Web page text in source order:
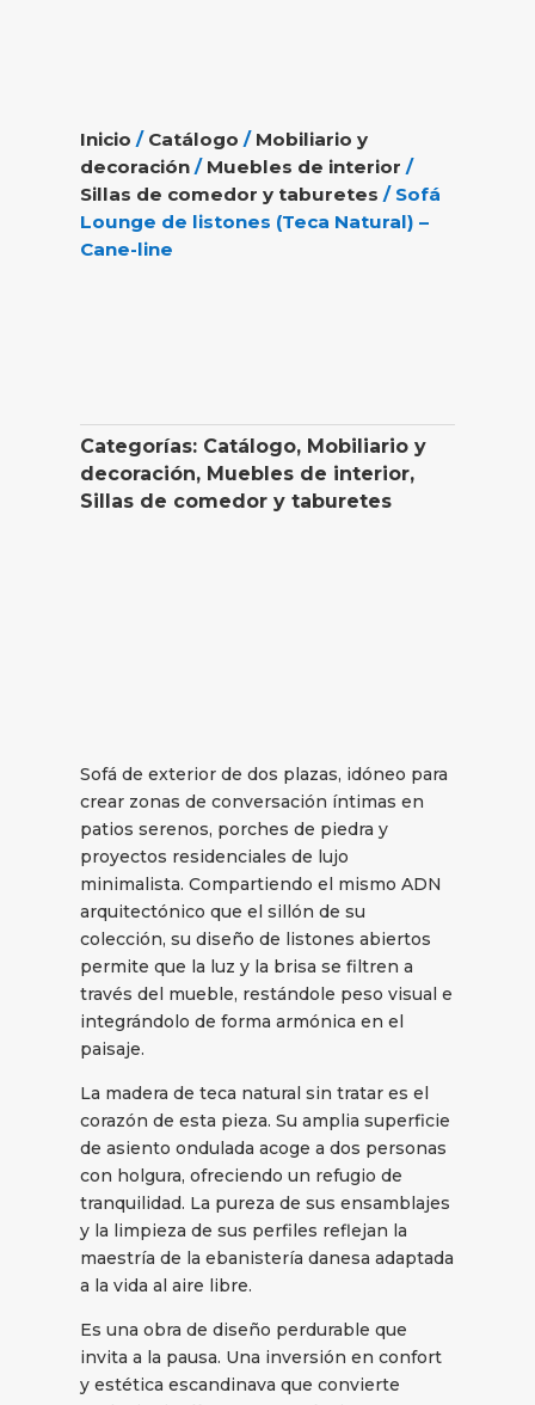
Inicio / Catálogo / Mobiliario y
decoración / Muebles de interior /
Sillas de comedor y taburetes / Sofá
Lounge de listones (Teca Natural) –
Cane-line
Categorías: Catálogo, Mobiliario y
decoración, Muebles de interior,
Sillas de comedor y taburetes
Sofá de exterior de dos plazas, idóneo para
crear zonas de conversación íntimas en
patios serenos, porches de piedra y
proyectos residenciales de lujo
minimalista. Compartiendo el mismo ADN
arquitectónico que el sillón de su
colección, su diseño de listones abiertos
permite que la luz y la brisa se filtren a
través del mueble, restándole peso visual e
integrándolo de forma armónica en el
paisaje.
La madera de teca natural sin tratar es el
corazón de esta pieza. Su amplia superficie
de asiento ondulada acoge a dos personas
con holgura, ofreciendo un refugio de
tranquilidad. La pureza de sus ensamblajes
y la limpieza de sus perfiles reflejan la
maestría de la ebanistería danesa adaptada
a la vida al aire libre.
Es una obra de diseño perdurable que
invita a la pausa. Una inversión en confort
y estética escandinava que convierte